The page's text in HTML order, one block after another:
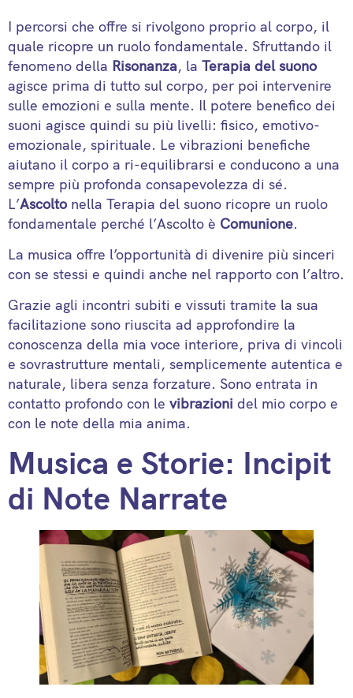
I percorsi che offre si rivolgono proprio al corpo, il
quale ricopre un ruolo fondamentale. Sfruttando il
fenomeno della Risonanza, la Terapia del suono
agisce prima di tutto sul corpo, per poi intervenire
sulle emozioni e sulla mente. Il potere benefico dei
suoni agisce quindi su più livelli: fisico, emotivo-
emozionale, spirituale. Le vibrazioni benefiche
aiutano il corpo a ri-equilibrarsi e conducono a una
sempre più profonda consapevolezza di sé.
L’Ascolto nella Terapia del suono ricopre un ruolo
fondamentale perché l’Ascolto è Comunione.
La musica offre l’opportunità di divenire più sinceri
con se stessi e quindi anche nel rapporto con l’altro.
Grazie agli incontri subiti e vissuti tramite la sua
facilitazione sono riuscita ad approfondire la
conoscenza della mia voce interiore, priva di vincoli
e sovrastrutture mentali, semplicemente autentica e
naturale, libera senza forzature. Sono entrata in
contatto profondo con le vibrazioni del mio corpo e
con le note della mia anima.
Musica e Storie: Incipit
di Note Narrate